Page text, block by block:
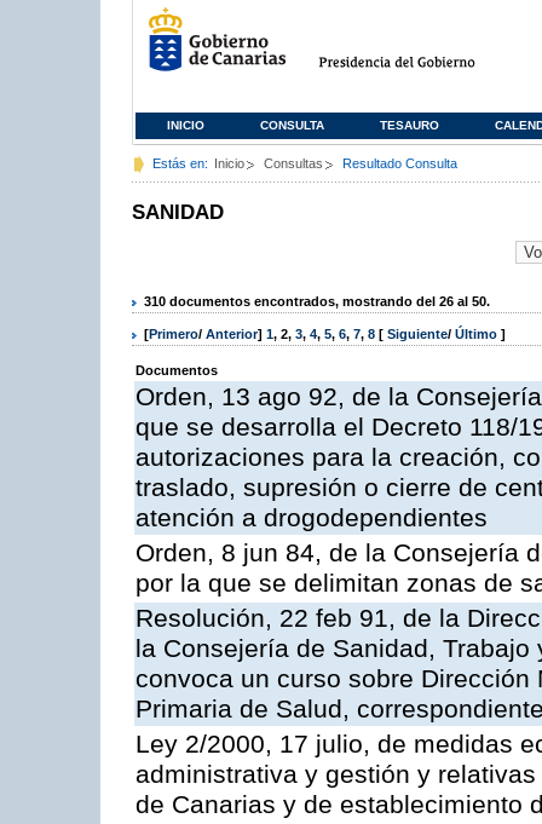
INICIO CONSULTA TESAURO
Estás en: Inicio Consultas Resultado Consulta
SANIDAD
310 documentos encontrados, mostrando del 26 al 50.
[Primero/ Anterior] 1, 2, 3, 4, 5, 6, 7, 8 [ Siguiente/ Último ]
Documentos
Orden, 13 ago 92, de la
que se desarrolla el Decreto 118/
autorizaciones para la creación,
traslado, supresión o cierre de
atención a drogodependientes
Orden, 8 jun 84, de la Consejería
por la que se delimitan zonas de
Resolución, 22 feb 91, de la
la Consejería de Sanidad,
convoca un curso sobre
Primaria de Salud,
Ley 2/2000, 17 julio, de medidas
administrativa y gestión y
de Canarias y de establecimiento